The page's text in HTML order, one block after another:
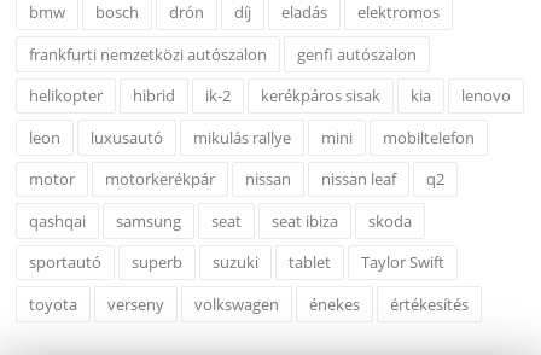
bmw
bosch drón díj eladás
elektromos
frankfurti nemzetközi autószalon
genfi autószalon
helikopter
hibrid ik-2 kerékpáros sisak kia
lenovo
leon
luxusautó mikulás rallye mini
mobiltelefon
motor
motorkerékpár nissan nissan leaf
q2
qashqai
samsung seat seat ibiza
skoda
sportautó
superb suzuki tablet
Taylor Swift
toyota
verseny volkswagen énekes értékesítés